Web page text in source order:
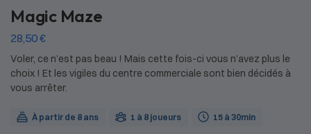
Magic Maze
28,50€
Voler, ce n’est pas beau ! Mais cette fois-ci vous n’avez plus le
choix ! Et les vigiles du centre commerciale sont bien décidés à
vous arrêter.
À partir de 8 ans 1 à 8 joueurs 15 à 30min